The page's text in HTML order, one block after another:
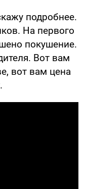
подробнее.
На первого
покушение.
Вот вам
вот вам цена